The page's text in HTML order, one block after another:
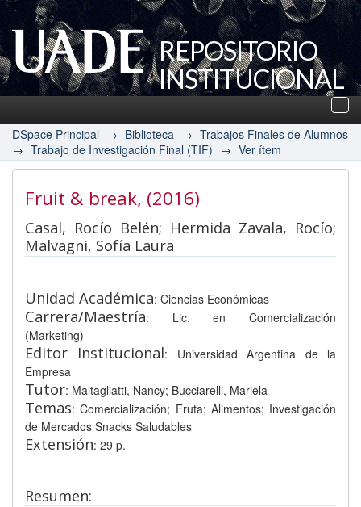
REPOSITORIO
INSTITUCIONAL
UADE
DSpace Principal → Biblioteca → Trabajos Finales de Alumnos
→ Trabajo de Investigación Final (TIF) → Ver ítem
Fruit & break, (2016)
Casal, Rocío Belén; Hermida Zavala, Rocío;
Malvagni, Sofía Laura
Unidad Académica: Ciencias Económicas
Carrera/Maestría: Lic. en Comercialización
(Marketing)
Editor Institucional: Universidad Argentina de la
Empresa
Tutor: Maltagliatti, Nancy; Bucciarelli, Mariela
Temas: Comercialización; Fruta; Alimentos; Investigación
de Mercados Snacks Saludables
Extensión: 29 p.
Resumen: